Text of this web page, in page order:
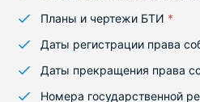
Планы и чертежи БТИ *
Даты регистрации права
Даты прекращения права
Номера государственной